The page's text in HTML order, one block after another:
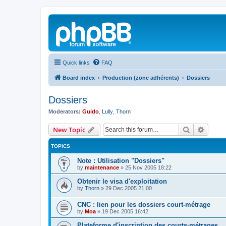
Quick links FAQ
Board index Production (zone adhérents) Dossiers
Dossiers
Moderators: Guido Lully Thorn
New Topic Search
TOPICS
Note : Utilisation "Dossiers"
by maintenance » 25 Nov 2005 18:22
Obtenir le visa d'exploitation
by Thorn » 29 Dec 2005 21:00
CNC : lien pour les dossiers court-métrage
by Moa » 19 Dec 2005 16:42